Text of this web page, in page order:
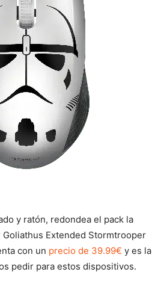
y ratón, redondea el pack la
Goliathus Extended Stormtrooper
con un precio de 39.99€ y es la
pedir para estos dispositivos.